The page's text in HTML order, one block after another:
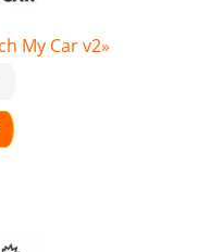
My Car v2»